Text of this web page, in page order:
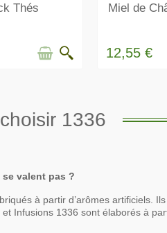
Thés Miel de
12,55 €
1336
valent pas ?
à partir d’arômes artificiels.
Infusions 1336 sont élaborés à